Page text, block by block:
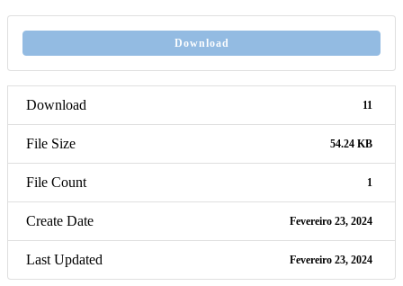
Download
Download 11
File Size 54.24 KB
File Count 1
Create Date Fevereiro 23, 2024
Last Updated Fevereiro 23, 2024